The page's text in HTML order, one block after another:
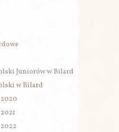
Juniorów w Bilard
w Bilard